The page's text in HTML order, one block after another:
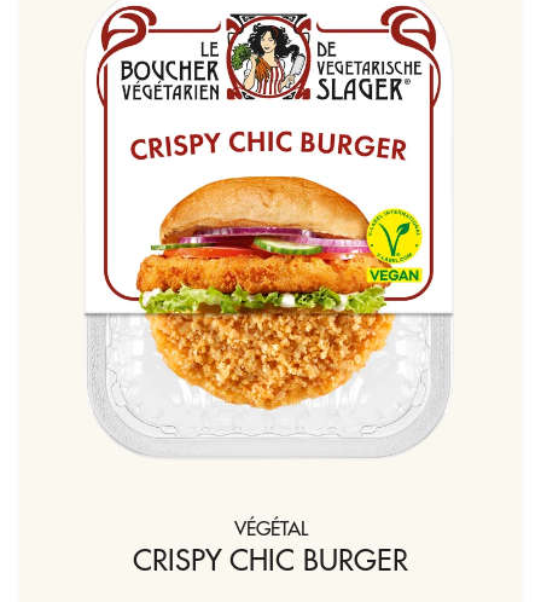
VÉGÉTAL
DÉCOUVRIR